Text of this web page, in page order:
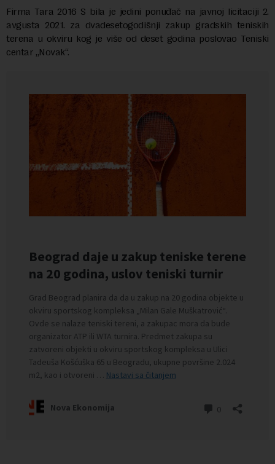
Firma Tara 2016 S bila je jedini ponuđač na javnoj licitaciji 2.
avgusta 2021. za dvadesetogodišnji zakup gradskih teniskih
terena u okviru kog je više od deset godina poslovao Teniski
centar „Novak“.